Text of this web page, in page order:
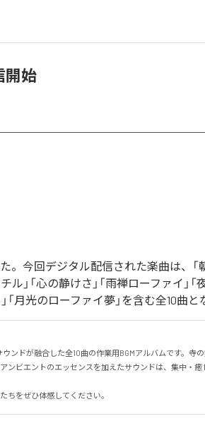
開始
。今回デジタル配信された楽曲は、「
ル」「心の静けさ」「雨禅ローファイ」
」「月光のローファイ夢」を含む全10曲
ンドが融合した全10曲の作業用BGMアルバムです。寺
ンビエントのエッセンスを加えたサウンドは、集中・癒
ちをぜひ体感してください。